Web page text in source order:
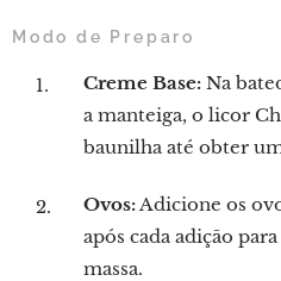
Modo de Preparo
Creme Base: Na
a manteiga, o licor
baunilha até obter
Ovos:Adicione os
após cada adição
massa.